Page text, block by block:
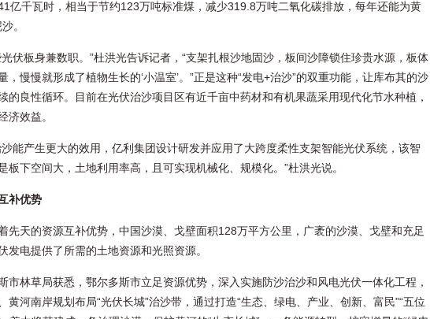
亿千瓦时，相当于节约123万吨标准煤，减少319.8万吨二氧化碳排放，每年还能为黄
。
伏板身兼数职。”杜洪光告诉记者，“支架扎根沙地固沙，板间沙障锁住珍贵水源，板体
，慢慢就形成了植物生长的‘小温室’。”正是这种“发电+治沙”的双重功能，让库布其的沙
的良性循环。目前在光伏治沙项目区有近千亩中药材和有机果蔬采用现代化节水种植，
济效益。
能产生更大的效用，亿利集团设计研发并应用了大跨度柔性支架智能光伏系统，该智
板下空间大，土地利用率高，且可实现机械化、规模化。”杜洪光说。
补优势
先天的资源互补优势，中国沙漠、戈壁面积128万平方公里，广袤的沙漠、戈壁和充足
发电提供了所需的土地资源和光照资源。
市林草局获悉，鄂尔多斯市立足资源优势，深入实施防沙治沙和风电光伏一体化工程，
黄河南岸规划布局“光伏长城”治沙带，通过打造“生态、绿电、产业、创新、富民”“五位